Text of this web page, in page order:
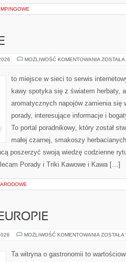
MOŻLIWOŚĆ KOMENTOWANIA KAWA
ZOSTAŁA
to miejsce w sieci to serwis
kawy spotyka się z światem herbaty,
aromatycznych napojów zamienia się
porady, interesujące informacje i
To portal poradnikowy, który został
małej czarnej, smakoszy
poszerzyć swoją wiedzę codzienne
Porady i Triki Kawowe i Kawa […]
MOŻLIWOŚĆ KOMENTOWANIA ZOSTAŁA
Ta witryna o gastronomii to